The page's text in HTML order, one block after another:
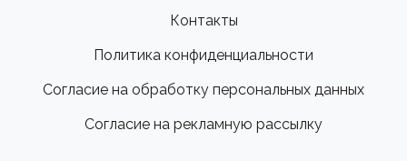
Контакты
Политика конфиденциальности
Согласие на обработку персональных данных
Согласие на рекламную рассылку